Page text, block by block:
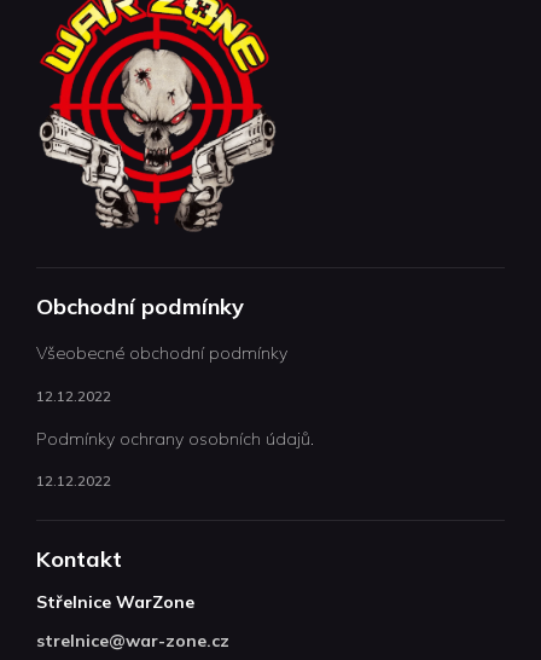
Obchodní podmínky
Všeobecné obchodní podmínky
12.12.2022
Podmínky ochrany osobních údajů.
12.12.2022
Kontakt
Střelnice WarZone
strelnice@war-zone.cz